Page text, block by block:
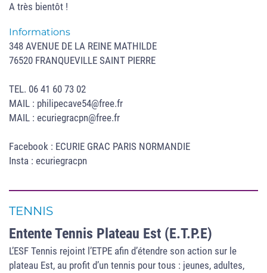
A très bientôt !
Informations
348 AVENUE DE LA REINE MATHILDE
76520 FRANQUEVILLE SAINT PIERRE
TEL. 06 41 60 73 02
MAIL : philipecave54@free.fr
MAIL : ecuriegracpn@free.fr
Facebook : ECURIE GRAC PARIS NORMANDIE
Insta : ecuriegracpn
TENNIS
Entente Tennis Plateau Est (E.T.P.E)
L’ESF Tennis rejoint l’ETPE afin d’étendre son action sur le
plateau Est, au profit d’un tennis pour tous : jeunes, adultes,